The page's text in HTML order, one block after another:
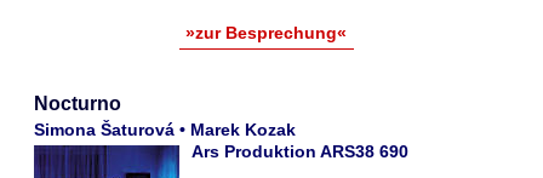
»zur Besprechung«
Nocturno
Simona Šaturová • Marek Kozak
Ars Produktion ARS38 690